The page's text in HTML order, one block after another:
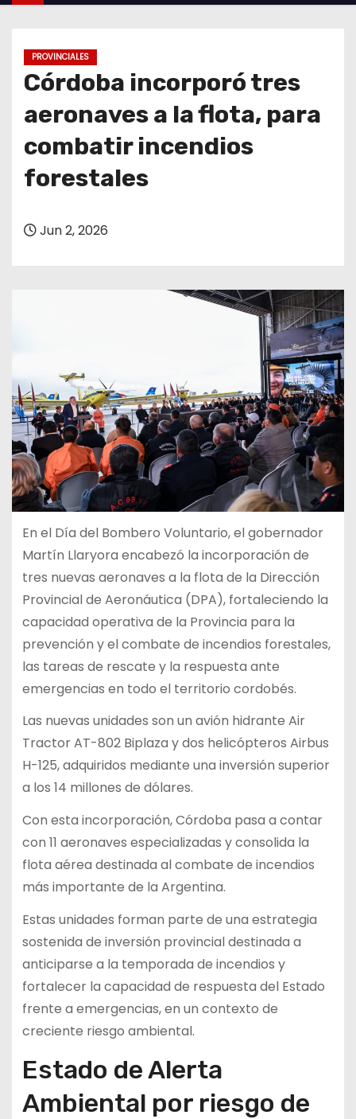
o
PROVINCIALES
Córdoba incorporó tres
aeronaves a la flota, para
combatir incendios
forestales
Jun 2, 2026
En el Día del Bombero Voluntario, el gobernador
Martín Llaryora encabezó la incorporación de
tres nuevas aeronaves a la flota de la Dirección
Provincial de Aeronáutica (DPA), fortaleciendo la
capacidad operativa de la Provincia para la
prevención y el combate de incendios forestales,
las tareas de rescate y la respuesta ante
emergencias en todo el territorio cordobés.
Las nuevas unidades son un avión hidrante Air
Tractor AT-802 Biplaza y dos helicópteros Airbus
H-125, adquiridos mediante una inversión superior
a los 14 millones de dólares.
Con esta incorporación, Córdoba pasa a contar
con 11 aeronaves especializadas y consolida la
flota aérea destinada al combate de incendios
más importante de la Argentina.
Estas unidades forman parte de una estrategia
sostenida de inversión provincial destinada a
anticiparse a la temporada de incendios y
fortalecer la capacidad de respuesta del Estado
frente a emergencias, en un contexto de
creciente riesgo ambiental.
Estado de Alerta
Ambiental por riesgo de